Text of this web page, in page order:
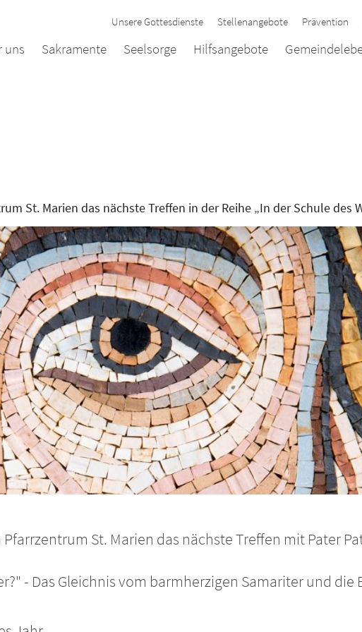
Unsere Gottesdienste Stellenangebote Prävention
uns Sakramente Seelsorge Hilfsangebote
St. Marien das nächste Treffen in der Reihe „In der Schule des
St. Marien das nächste Treffen mit Pater
- Das Gleichnis vom barmherzigen Samariter und die